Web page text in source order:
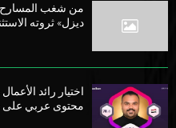
من شغب المسارح
ديزل» ثروته
محتوى عربي على